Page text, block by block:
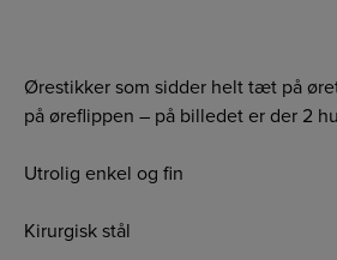
Ørestikker som sidder helt tæt på
på øreflippen – på billedet er der 2
Utrolig enkel og fin
Kirurgisk stål